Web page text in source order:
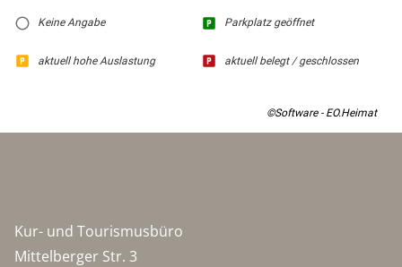
Keine Angabe Parkplatz geöffnet
aktuell hohe Auslastung aktuell belegt / geschlossen
©Software - EO.Heimat
Kur- und Tourismusbüro
Mittelberger Str. 3